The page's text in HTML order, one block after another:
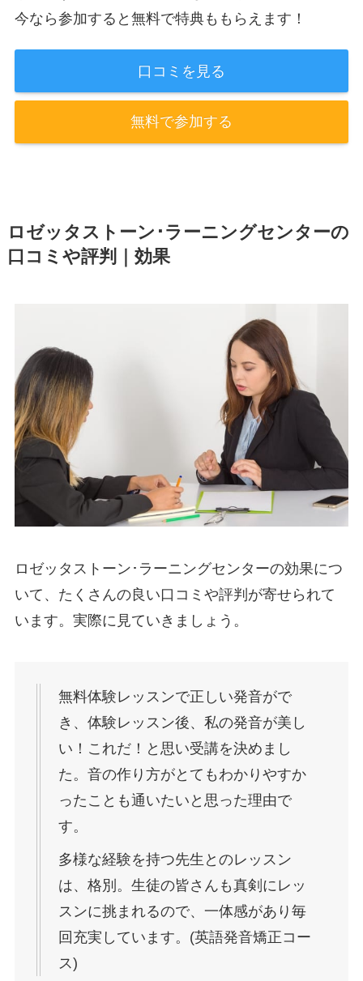
今なら参加すると無料で特典ももらえます！
口コミを見る
無料で参加する
ロゼッタストーン･ラーニングセンターの
口コミや評判｜効果
ロゼッタストーン･ラーニングセンターの効果につ
いて、たくさんの良い口コミや評判が寄せられて
います。実際に見ていきましょう。
無料体験レッスンで正しい発音がで
き、体験レッスン後、私の発音が美し
い！これだ！と思い受講を決めまし
た。音の作り方がとてもわかりやすか
ったことも通いたいと思った理由で
す。
多様な経験を持つ先生とのレッスン
は、格別。生徒の皆さんも真剣にレッ
スンに挑まれるので、一体感があり毎
回充実しています。(英語発音矯正コー
ス)